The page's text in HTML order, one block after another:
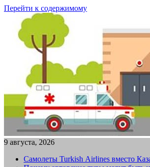
Перейти к содержимому
9 августа, 2026
Самолеты Turkish Airlines вместо